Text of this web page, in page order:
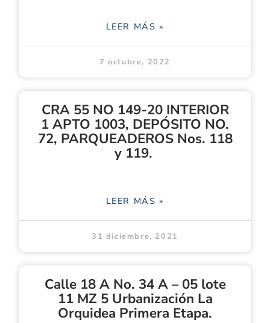
LEER MÁS »
7 octubre, 2022
CRA 55 NO 149-20 INTERIOR
1 APTO 1003, DEPÓSITO NO.
72, PARQUEADEROS Nos. 118
y 119.
LEER MÁS »
31 diciembre, 2021
Calle 18 A No. 34 A – 05 lote
11 MZ 5 Urbanización La
Orquidea Primera Etapa.